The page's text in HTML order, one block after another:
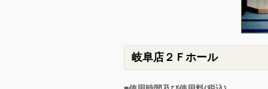
岐阜店２Ｆホール